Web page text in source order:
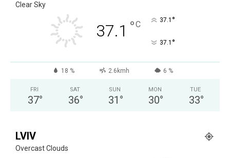
Clear Sky
37.1 °C 37.1 °
37.1 °
18 % 2.6kmh 6 %
FRI
37°
SAT
36°
SUN
31 °
MON
30°
TUE
33°
LVIV
Overcast Clouds